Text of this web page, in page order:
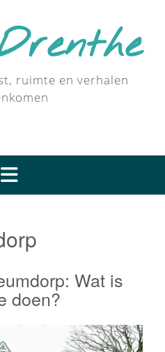
ruimte en verhalen
Wat is
doen?